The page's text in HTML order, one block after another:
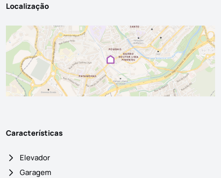
Localização
Características
Elevador
Garagem